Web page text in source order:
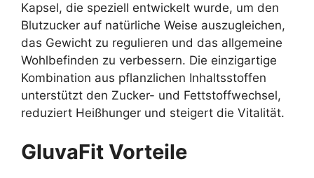
Kapsel, die speziell entwickelt wurde, um den
Blutzucker auf natürliche Weise auszugleichen,
das Gewicht zu regulieren und das allgemeine
Wohlbefinden zu verbessern. Die einzigartige
Kombination aus pflanzlichen Inhaltsstoffen
unterstützt den Zucker- und Fettstoffwechsel,
reduziert Heißhunger und steigert die Vitalität.
GluvaFit Vorteile